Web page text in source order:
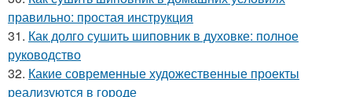
правильно: простая инструкция
31. Как долго сушить шиповник в духовке: полное
руководство
32. Какие современные художественные проекты
реализуются в городе